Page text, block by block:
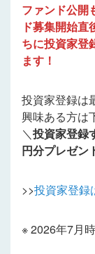
ファンド公開
ド募集開始直
ちに投資家登
ます！
投資家登録は
興味ある方は
＼投資家登録
円分プレゼン
>>投資家登録
※ 2026年7月